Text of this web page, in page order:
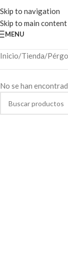
Skip to navigation
Skip to main content
MENU
Inicio Tienda
No se han